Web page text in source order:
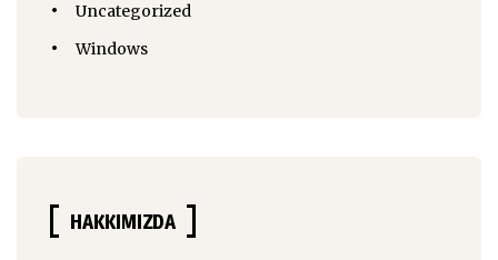
Uncategorized
Windows
HAKKIMIZDA